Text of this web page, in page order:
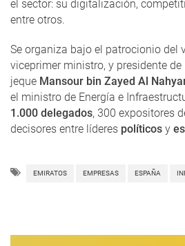
el sector: su digitalización,
entre otros.
Se organiza bajo el patrocionio del
viceprimer ministro, y presidente de
jeque Mansour bin Zayed Al
el ministro de Energía e
1.000 delegados, 300 expositores
decisores entre líderes políticos y
EMIRATOS EMPRESAS ESPAÑA